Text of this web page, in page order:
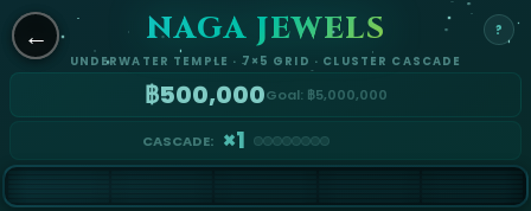
← NAGA JEWELS
UNDERWATER TEMPLE · 7×5 GRID · CLUSTER CASCADE
?
฿500,000Goal: ฿5,000,000
CASCADE: ×1
←